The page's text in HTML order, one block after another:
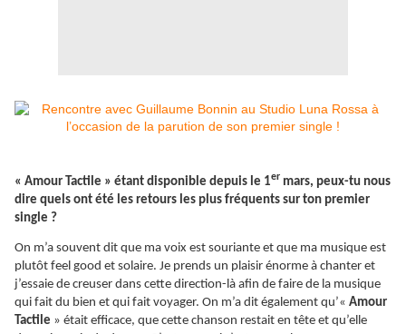
« Amour Tactile » étant disponible depuis le 1er mars, peux-tu nous
dire quels ont été les retours les plus fréquents sur ton premier
single ?
On m’a souvent dit que ma voix est souriante et que ma musique est
plutôt feel good et solaire. Je prends un plaisir énorme à chanter et
j’essaie de creuser dans cette direction-là afin de faire de la musique
qui fait du bien et qui fait voyager. On m’a dit également qu’« Amour
Tactile » était efficace, que cette chanson restait en tête et qu’elle